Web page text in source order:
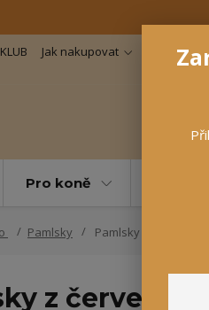
Jak nakupovat Důležité
Pro koně
Pamlsky Pamlsky z červené
z červené